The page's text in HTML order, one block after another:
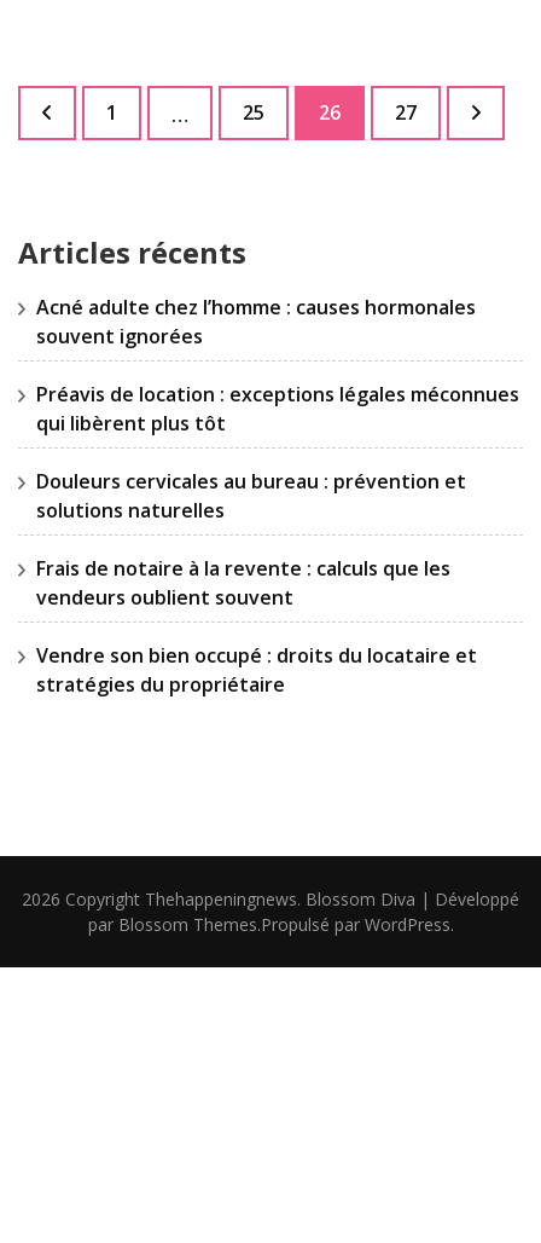
Pagination
des Page
1 … Page
25 Page
26 Page
27
Articles récents
Acné adulte chez l’homme : causes hormonales
souvent ignorées
Préavis de location : exceptions légales méconnues
qui libèrent plus tôt
Douleurs cervicales au bureau : prévention et
solutions naturelles
Frais de notaire à la revente : calculs que les
vendeurs oublient souvent
Vendre son bien occupé : droits du locataire et
stratégies du propriétaire
2026 Copyright Thehappeningnews. Blossom Diva | Développé
par Blossom Themes.Propulsé par WordPress.